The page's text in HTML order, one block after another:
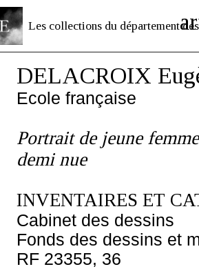
Les collections du département des
DELACROIX
Ecole française
Portrait de jeune
demi nue
INVENTAIRES ET
Cabinet des dessins
Fonds des dessins et
RF 23355, 36